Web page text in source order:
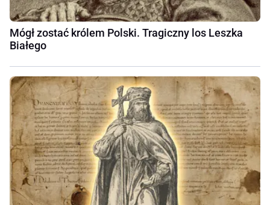
Mógł zostać królem Polski. Tragiczny los Leszka
Białego